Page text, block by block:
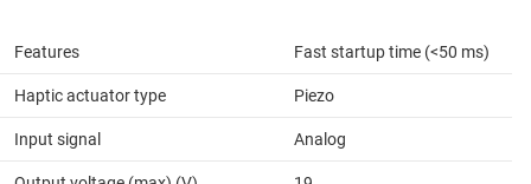
Features Fast startup time (<50 ms)
Haptic actuator type Piezo
Input signal Analog